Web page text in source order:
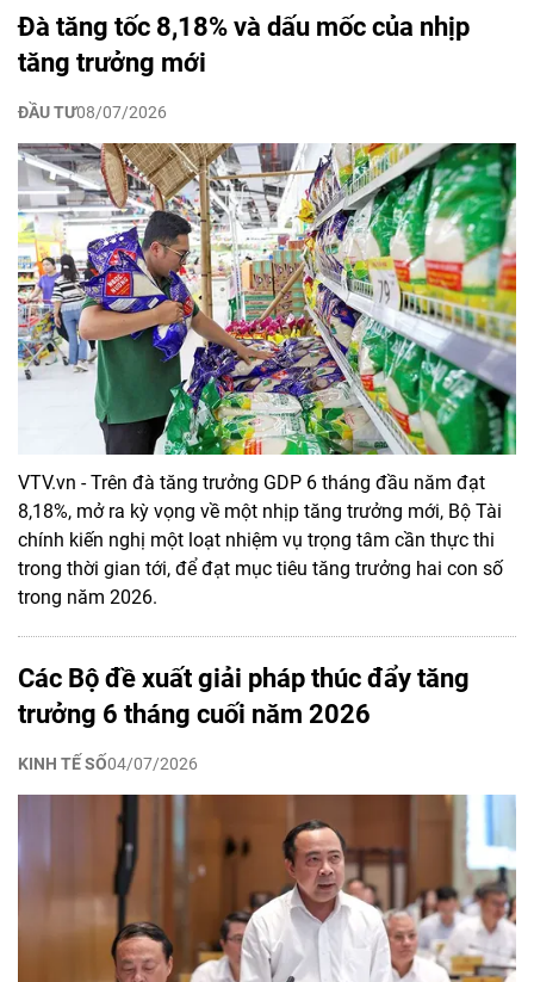
Đà tăng tốc 8,18% và dấu mốc của nhịp
tăng trưởng mới
ĐẦU TƯ08/07/2026
VTV.vn - Trên đà tăng trưởng GDP 6 tháng đầu năm đạt
8,18%, mở ra kỳ vọng về một nhịp tăng trưởng mới, Bộ Tài
chính kiến nghị một loạt nhiệm vụ trọng tâm cần thực thi
trong thời gian tới, để đạt mục tiêu tăng trưởng hai con số
trong năm 2026.
Các Bộ đề xuất giải pháp thúc đẩy tăng
trưởng 6 tháng cuối năm 2026
KINH TẾ SỐ04/07/2026